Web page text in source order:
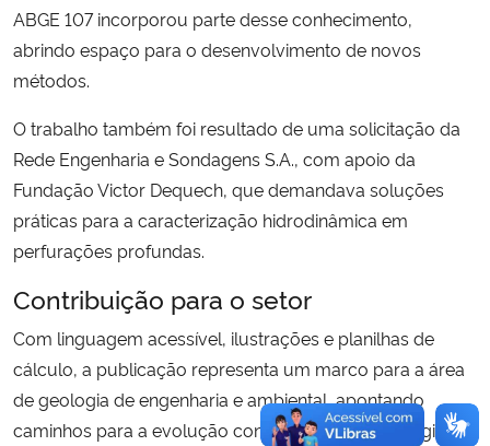
ABGE 107 incorporou parte desse conhecimento,
abrindo espaço para o desenvolvimento de novos
métodos.
O trabalho também foi resultado de uma solicitação da
Rede Engenharia e Sondagens S.A., com apoio da
Fundação Victor Dequech, que demandava soluções
práticas para a caracterização hidrodinâmica em
perfurações profundas.
Contribuição para o setor
Com linguagem acessível, ilustrações e planilhas de
cálculo, a publicação representa um marco para a área
de geologia de engenharia e ambiental, apontando
caminhos para a evolução contínua das metodologias